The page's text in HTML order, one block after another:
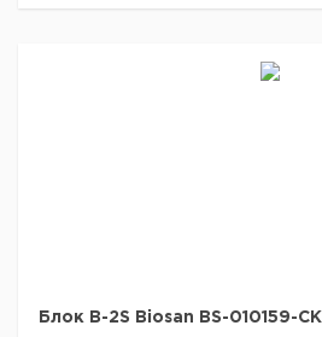
Блок B-2S Biosan BS-010159-CK